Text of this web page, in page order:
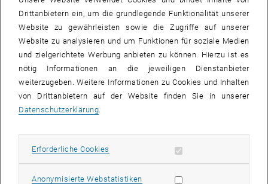
Dieses können Sie im Buchhandel erstehen, oder kapitelweise als
.pdf herunterladen. Sollten Sie Druckfehler im Buch entdecken, wäre
ich sehr dankbar, wenn Sie mir diese perEmailschicken.
Fragestunde
Zur Analysis 3 gibt es auch eine Fragestunde. Diese wird von einem
dass Fragen zum laufenden Stoffgebiet beantwortet werden. Nutzen
Sie dieses zusätzliche LVA-Angebot insbesondere dann, wenn sie
sich schwer tun, den Dingen zu folgen!
Drittanbietern ein, um die grundlegende Funktionalität unserer
Website zu gewährleisten sowie die Zugriffe auf unserer
Website zu analysieren und um Funktionen für soziale Medien
und zielgerichtete Werbung anbieten zu können. Hierzu ist es
nötig Informationen an die jeweiligen Dienstanbieter
weiterzugeben. Weitere Informationen zu Cookies und Inhalten
von Drittanbietern auf der Website finden Sie in unserer
Datenschutzerklärung
Erforderliche Cookies Erforderliche Cookies zulassen
Anonymisierte WebstatistikenStatistik Cookies zulassen